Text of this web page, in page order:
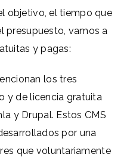
objetivo, el tiempo que
presupuesto, vamos a
y pagas:
los tres
y de licencia gratuita
y Drupal. Estos CMS
por una
que voluntariamente